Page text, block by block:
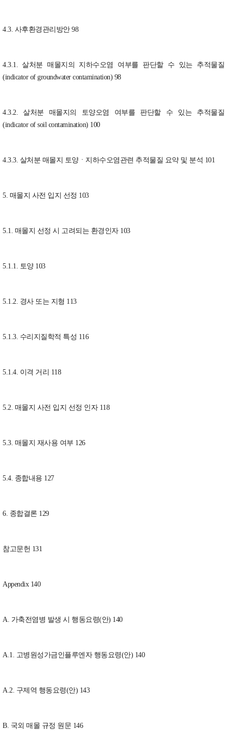
4.3. 사후환경관리방안 98
4.3.1. 살처분 매몰지의 지하수오염 여부를 판단할 수 있는 추적물질
(indicator of groundwater contamination) 98
4.3.2. 살처분 매몰지의 토양오염 여부를 판단할 수 있는 추적물질
(indicator of soil contamination) 100
4.3.3. 살처분 매몰지 토양ㆍ지하수오염관련 추적물질 요약 및 분석 101
5. 매몰지 사전 입지 선정 103
5.1. 매몰지 선정 시 고려되는 환경인자 103
5.1.1. 토양 103
5.1.2. 경사 또는 지형 113
5.1.3. 수리지질학적 특성 116
5.1.4. 이격 거리 118
5.2. 매몰지 사전 입지 선정 인자 118
5.3. 매몰지 재사용 여부 126
5.4. 종합내용 127
6. 종합결론 129
참고문헌 131
Appendix 140
A. 가축전염병 발생 시 행동요령(안) 140
A.1. 고병원성가금인플루엔자 행동요령(안) 140
A.2. 구제역 행동요령(안) 143
B. 국외 매몰 규정 원문 146